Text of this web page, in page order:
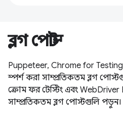
ব্লগ পোস্ট
Puppeteer, Chrome for
স্পর্শ করা সাম্প্রতিকতম ব্লগ
ক্রোম ফর টেস্টিং এবং WebDriver
সাম্প্রতিকতম ব্লগ পোস্টগুলি পড়ুন।